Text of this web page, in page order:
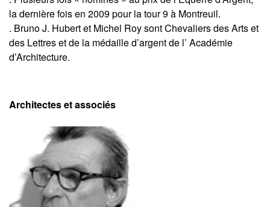
la dernière fois en 2009 pour la tour 9 à Montreuil.
. Bruno J. Hubert et Michel Roy sont Chevaliers des Arts et
des Lettres et de la médaille d’argent de l’ Académie
d’Architecture.
Architectes et associés